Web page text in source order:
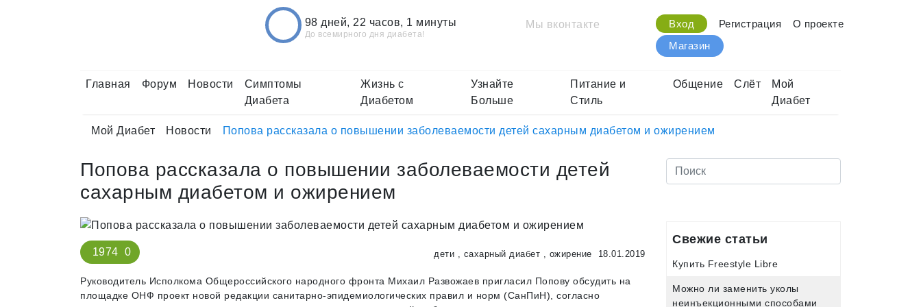
98 дней, 22 часов, 1 минуты
До всемирного дня диабета!
Мы вконтакте Вход Регистрация
О проекте
Магазин
Главная Форум Новости
Симптомы
Диабета
Жизнь с
Диабетом
Узнайте
Больше
Питание и
Стиль
Общение Слёт
Мой
Диабет
Мой Диабет Новости Попова рассказала о повышении заболеваемости детей сахарным диабетом и ожирением
Попова рассказала о повышении заболеваемости детей
сахарным диабетом и ожирением
1974 0 дети , сахарный диабет , ожирение 18.01.2019
Руководитель Исполкома Общероссийского народного фронта Михаил Развожаев пригласил Попову обсудить на
площадке ОНФ проект новой редакции санитарно-эпидемиологических правил и норм (СанПиН), согласно
Свежие статьи
Купить Freestyle Libre
Можно ли заменить уколы
неинъекционными способами